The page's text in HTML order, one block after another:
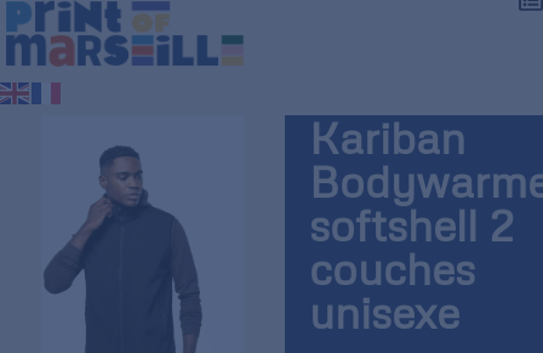
Kariban
softshell 2
couches
unisexe